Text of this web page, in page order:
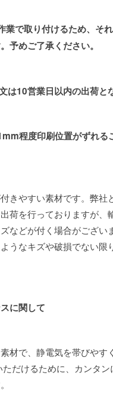
業で取り付けるため、そ
予めご了承ください。
は10営業日以内の出荷と
程度印刷位置がずれる
きやすい素材です。弊社
荷を行っておりますが
などが付く場合がござい
うなキズや破損でない限
に関して
材で、静電気を帯びやす
だけるために、カンタ